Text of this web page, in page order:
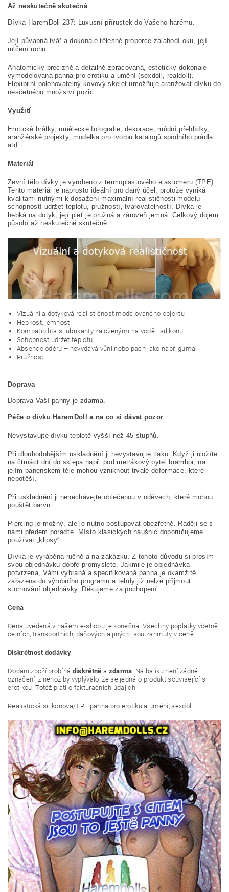
Až neskutečně skutečná
Dívka HaremDoll 237: Luxusní přírůstek do Vašeho harému.
Její půvabná tvář a dokonalé tělesné proporce zalahodí oku, její
mlčení uchu.
Anatomicky precizně a detailně zpracovaná, esteticky dokonale
vymodelovaná panna pro erotiku a umění (sexdoll, realdoll).
Flexibilní polohovatelný kovový skelet umožňuje aranžovat dívku do
nesčetného množství pozic.
Využití
Erotické hrátky, umělecké fotografie, dekorace, módní přehlídky,
aranžérské projekty, modelka pro tvorbu katalogů spodního prádla
atd.
Materiál
Zevní tělo dívky je vyrobeno z termoplastového elastomeru (TPE).
Tento materiál je naprosto ideální pro daný účel, protože vyniká
kvalitami nutnými k dosažení maximální realističnosti modelu –
schopností udržet teplotu, pružností, tvarovatelností. Dívka je
hebká na dotyk, její pleť je pružná a zároveň jemná. Celkový dojem
působí až neskutečně skutečně.
Vizuální a dotyková realističnost modelovaného objektu
Hebkost, jemnost
Kompatibilita s lubrikanty založenými na vodě i silikonu
Schopnost udržet teplotu
Absence odéru – nevydává vůni nebo pach jako např. guma
Pružnost
Doprava
Doprava Vaší panny je zdarma.
Péče o dívku HaremDoll a na co si dávat pozor
Nevystavujte dívku teplotě vyšší než 45 stupňů.
Při dlouhodobějším uskladnění ji nevystavujte tlaku. Když ji uložíte
na čtrnáct dní do sklepa např. pod metrákový pytel brambor, na
jejím panenském těle mohou vzniknout trvalé deformace, které
nepotěší.
Při uskladnění ji nenechávejte oblečenou v oděvech, které mohou
pouštět barvu.
Piercing je možný, ale je nutno postupovat obezřetně. Raději se s
námi předem poraďte. Místo klasických náušnic doporučujeme
používat „klipsy“.
Dívka je vyráběna ručně a na zakázku. Z tohoto důvodu si prosím
svou objednávku dobře promyslete. Jakmile je objednávka
potvrzena, Vámi vybraná a specifikovaná panna je okamžitě
zařazena do výrobního programu a tehdy již nelze příjmout
stornování objednávky. Děkujeme za pochopení.
Cena
Cena uvedená v našem e-shopu je konečná. Všechny poplatky včetně
celních, transportních, daňových a jiných jsou zahrnuty v ceně.
Diskrétnost dodávky
Dodání zboží probíhá diskrétně a zdarma . Na balíku není žádné
označení, z něhož by vyplývalo, že se jedná o produkt související s
erotikou. Totéž platí o fakturačních údajích.
Realistická silikonová/TPE panna pro erotiku a umění, sexdoll.